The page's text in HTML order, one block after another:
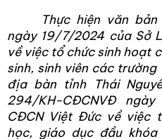
Thực hiện văn bản
ngày 19/7/2024 của Sở
về việc tổ chức sinh hoạt
sinh, sinh viên các
địa bàn tỉnh Thái
294/KH-CĐCNVĐ
CĐCN Việt Đức về việc
học, giáo dục đầu